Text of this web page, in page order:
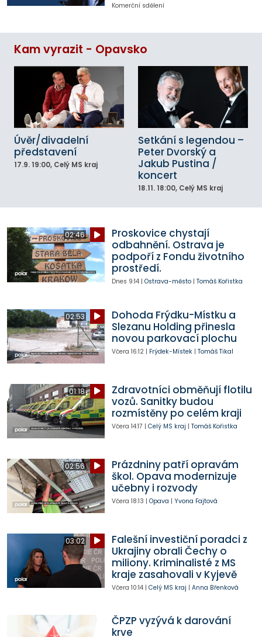
Komerční sdělení
Kam vyrazit - Opavsko
Úvěr/divadelní
představení
17.9. 19:00, Celý MS kraj
Setkání s legendou –
Peter Dvorský a
Jakub Pustina /
koncert
18.11. 18:00, Celý MS kraj
02:46
Proskovice chystají
odbahnění. Ostrava je
podpoří z Fondu životního
prostředí.
Dnes 9:14| Ostrava-město| Tomáš Kořistka
02:53
Dohoda Frýdku-Místku a
Slezanu Holding přinesla
novou parkovací plochu
Včera 16:12| Frýdek-Místek| Tomáš Tikal
01:18
Zdravotníci obměňují flotilu
vozů. Sanitky budou
rozmístěny po celém kraji
Včera 14:17 | Celý MS kraj | Tomáš Kořistka
02:56
Prázdniny patří opravám
škol. Opava modernizuje
učebny i rozvody
Včera 18:13 | Opava | Yvona Fajtová
03:02
Falešní investiční poradci z
Ukrajiny obrali Čechy o
miliony. Kriminalisté z MS
kraje zasahovali v Kyjevě
Včera 10:14| Celý MS kraj | Anna Břenková
ČPZP vyzývá k darování
krve